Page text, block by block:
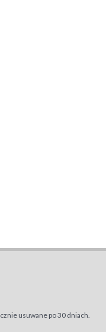
usuwane po 30 dniach.